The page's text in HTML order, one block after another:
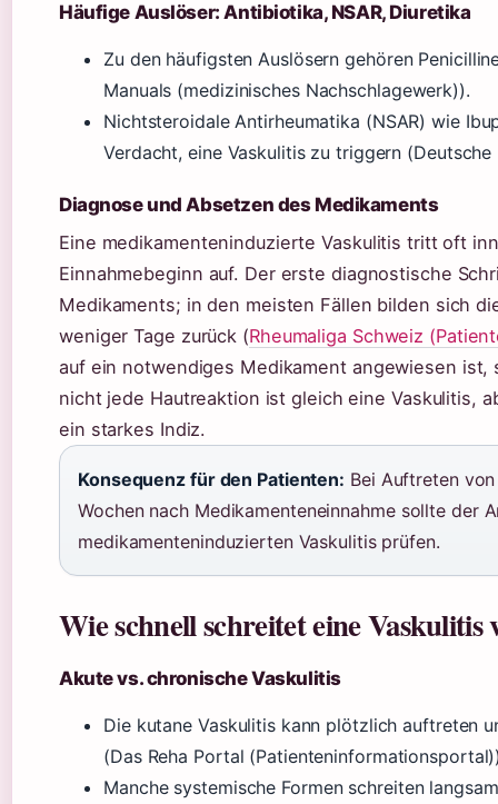
Häufige Auslöser: Antibiotika, NSAR, Diuretika
Zu den häufigsten Auslösern gehören
Manuals (medizinisches Nachschlagewerk)).
Nichtsteroidale Antirheumatika (NSAR) wie
Verdacht, eine Vaskulitis zu triggern
Diagnose und Absetzen des Medikaments
Eine medikamenteninduzierte Vaskulitis tritt oft
Einnahmebeginn auf. Der erste diagnostische
Medikaments; in den meisten Fällen bilden sich
weniger Tage zurück (Rheumaliga Schweiz
auf ein notwendiges Medikament angewiesen ist,
nicht jede Hautreaktion ist gleich eine Vaskulitis,
ein starkes Indiz.
Konsequenz für den Patienten: Bei Auftreten
Wochen nach Medikamenteneinnahme sollte der
medikamenteninduzierten Vaskulitis prüfen.
Wie schnell schreitet eine Vaskulitis
Akute vs. chronische Vaskulitis
Die kutane Vaskulitis kann plötzlich auftreten
(Das Reha Portal
Manche systemische Formen schreiten